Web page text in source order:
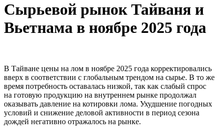
Сырьевой рынок Тайваня и
Вьетнама в ноябре 2025 года
В Тайване цены на лом в ноябре 2025 года корректировались
вверх в соответствии с глобальным трендом на сырье. В то же
время потребность оставалась низкой, так как слабый спрос
на готовую продукцию на внутреннем рынке продолжал
оказывать давление на котировки лома. Ухудшение погодных
условий и снижение деловой активности в период сезона
дождей негативно отражалось на рынке.